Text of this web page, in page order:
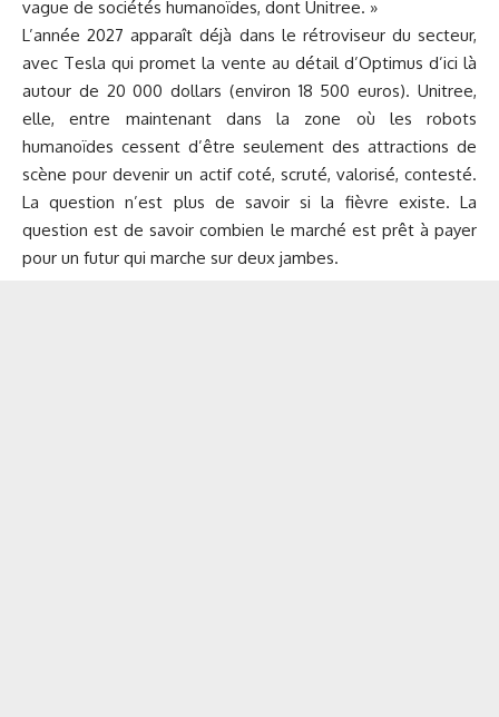
vague de sociétés humanoïdes, dont Unitree. »
L’année 2027 apparaît déjà dans le rétroviseur du secteur,
avec Tesla qui promet la vente au détail d’Optimus d’ici là
autour de 20 000 dollars (environ 18 500 euros). Unitree,
elle, entre maintenant dans la zone où les robots
humanoïdes cessent d’être seulement des attractions de
scène pour devenir un actif coté, scruté, valorisé, contesté.
La question n’est plus de savoir si la fièvre existe. La
question est de savoir combien le marché est prêt à payer
pour un futur qui marche sur deux jambes.